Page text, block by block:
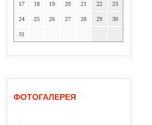
17 18 19 20 21 22 23
24 25 26 27 28 29 30
31
ФОТОГАЛЕРЕЯ